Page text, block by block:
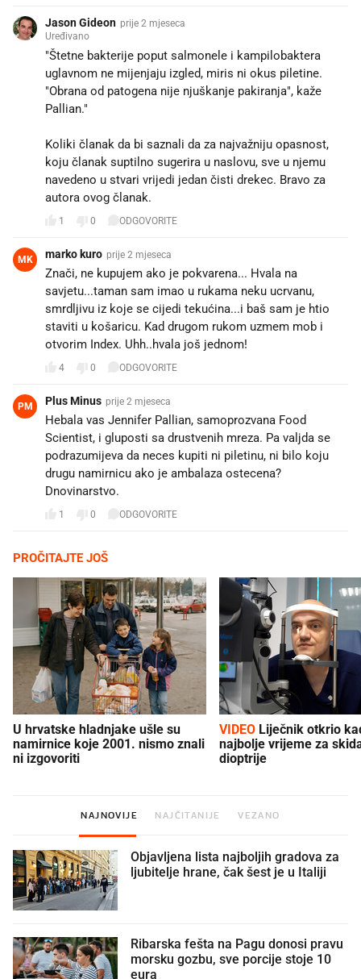
Jason Gideon prije 2 mjeseca
Uređivano
"Štetne bakterije poput salmonele i kampilobaktera
uglavnom ne mijenjaju izgled, miris ni okus piletine.
"Obrana od patogena nije njuškanje pakiranja", kaže
Pallian."
Koliki članak da bi saznali da za najvažniju opasnost,
koju članak suptilno sugerira u naslovu, sve u njemu
navedeno u stvari vrijedi jedan čisti drekec. Bravo za
autora ovog članak.👍
1 0 ODGOVORITE
MK marko kuro prije 2 mjeseca
Znači, ne kupujem ako je pokvarena... Hvala na
savjetu...taman sam imao u rukama neku ucrvanu,
smrdljivu iz koje se cijedi tekućina...i baš sam je htio
staviti u košaricu. Kad drugom rukom uzmem mob i
otvorim Index. Uhh..hvala još jednom!
4 0 ODGOVORITE
PM Plus Minus prije 2 mjeseca
Hebala vas Jennifer Pallian, samoprozvana Food
Scientist, i gluposti sa drustvenih mreza. Pa valjda se
podrazumijeva da neces kupiti ni piletinu, ni bilo koju
drugu namirnicu ako je ambalaza ostecena?
Dnovinarstvo.
1 0 ODGOVORITE
PROČITAJTE JOŠ
U hrvatske hladnjake ušle su
namirnice koje 2001. nismo znali
ni izgovoriti
VIDEO
najbolje vrijeme za
dioptrije
NAJNOVIJE NAJČITANIJE VEZANO
Objavljena lista najboljih gradova za
ljubitelje hrane, čak šest je u Italiji
Ribarska fešta na Pagu donosi pravu
morsku gozbu, sve porcije stoje 10
eura